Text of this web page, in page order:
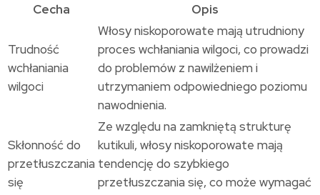
Cecha Opis
Trudność
wchłaniania
wilgoci
Włosy niskoporowate mają utrudniony
proces wchłaniania wilgoci, co prowadzi
do problemów z nawilżeniem i
utrzymaniem odpowiedniego poziomu
nawodnienia.
Skłonność do
przetłuszczania
się
Ze względu na zamkniętą strukturę
kutikuli, włosy niskoporowate mają
tendencję do szybkiego
przetłuszczania się, co może wymagać